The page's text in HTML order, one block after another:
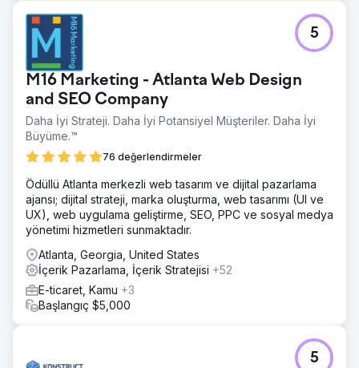
Meydan Okuma
Müşteri yeni bir alan adı satın aldı ve Wix üzerinden web
sitesini kurdu. Yerel ve organik aramalarda bölgesinde
lider olmak istiyor.
Çözüm
Alan adının varlığının ilk ayında, ele alınabilecek tüm teknik
SEO sorunları çözüldü. Ardından, anahtar kelime
araştırması ve uygulaması, sayfa içi SEO düzenlemeleri ve
içerik yazımı çalışmaları yaptık, çünkü çoğu temel sayfanın
açısından ana rakibiyle eşleştik ve bu oldukça iyi sonuç
verdi!
Sonuç
3 ay ve sağlam SEO çalışmaları sonucunda, bu alan adı
Google Sandbox'tan çıktı ve ana rakipleriyle rekabet
etmeye başladı; hatta bir şehirde 1 numaralı oto tamir
atölyesi olarak onları geride bıraktı. Tıklamalar %77,
gösterimler %96, organik aramalar %4357, organik trafik
%100 ve organik anahtar kelimeler %417 arttı - bunların
M16 Marketing - Atlanta Web Design
and SEO Company
Daha İyi Strateji. Daha İyi Potansiyel Müşteriler. Daha İyi
Büyüme.™
76 değerlendirmeler
5
Ödüllü Atlanta merkezli web tasarım ve dijital pazarlama
ajansı; dijital strateji, marka oluşturma, web tasarımı (UI ve
UX), web uygulama geliştirme, SEO, PPC ve sosyal medya
yönetimi hizmetleri sunmaktadır.
Atlanta, Georgia, United States
İçerik Pazarlama, İçerik Stratejisi +52
E-ticaret, Kamu +3
Başlangıç $5,000
5